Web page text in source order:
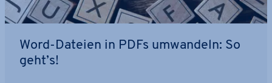
Word-Dateien in PDFs umwandeln: So
geht’s!